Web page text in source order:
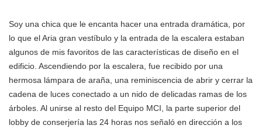
Soy una chica que le encanta hacer una entrada dramática, por
lo que el Aria gran vestíbulo y la entrada de la escalera estaban
algunos de mis favoritos de las características de diseño en el
edificio. Ascendiendo por la escalera, fue recibido por una
hermosa lámpara de araña, una reminiscencia de abrir y cerrar la
cadena de luces conectado a un nido de delicadas ramas de los
árboles. Al unirse al resto del Equipo MCI, la parte superior del
lobby de conserjería las 24 horas nos señaló en dirección a los